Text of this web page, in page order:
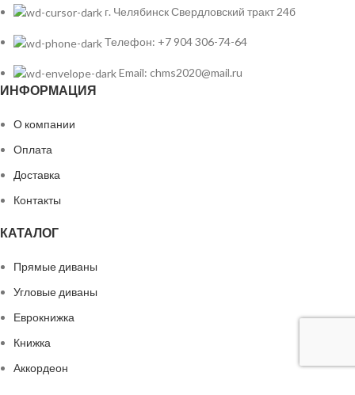
г. Челябинск Свердловский тракт 24б
Телефон: +7 904 306-74-64
Email: chms2020@mail.ru
ИНФОРМАЦИЯ
О компании
Оплата
Доставка
Контакты
КАТАЛОГ
Прямые диваны
Угловые диваны
Еврокнижка
Книжка
Аккордеон